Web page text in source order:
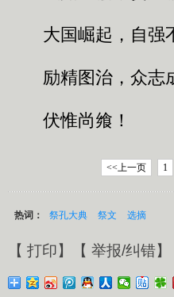
大国崛起，自强
励精图治，众志
伏惟尚飨！
<<上一页 1
热词： 祭孔大典 祭文 选摘
【 打印】【 举报/纠错】